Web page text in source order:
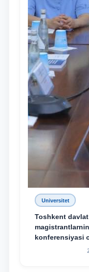
Universitet
Toshkent
konferensiyasi